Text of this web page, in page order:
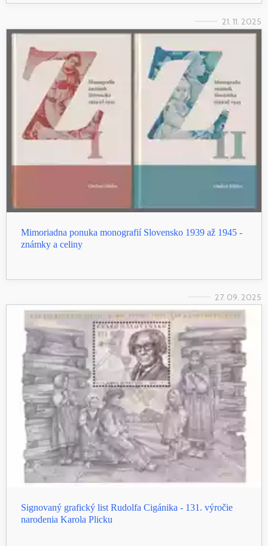
21. 11. 2025
Mimoriadna ponuka monografií Slovensko 1939 až 1945 -
známky a celiny
27. 09. 2025
Signovaný grafický list Rudolfa Cigánika - 131. výročie
narodenia Karola Plicku